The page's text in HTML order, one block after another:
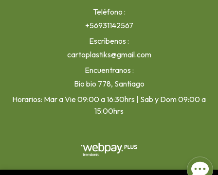
Teléfono
+56931142567
Escríbenos
cartoplastiks@gmail.com
Encuentranos
Bio bio 778, Santiago
Horarios: Mar a Vie 09:00 a 16:30hrs | Sab y Dom 09:00 a
15:00hrs